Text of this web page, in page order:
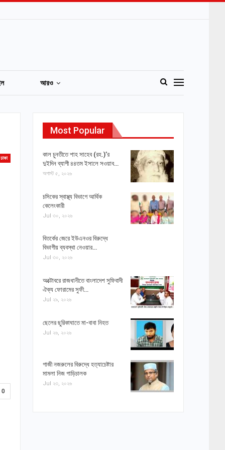
আরও
ঢাকা
0
Most Popular
কাল চুনতীতে শাহ সাহেব (রহ.)’র
দুইদিন ব্যাপী ৪৪তম ইসালে সওয়াব…
অগাস্ট ৫, ২০২৬
চসিকের স্বাস্থ্য বিভাগে আর্থিক
কেলেংকারী
Jul ৩০, ২০২৬
বিতর্কের জেরে ইউএনওর বিরুদ্ধে
বিভাগীয় ব্যবস্থা নেওয়ার…
Jul ৩০, ২০২৬
অক্টোবরে রাজধানীতে বাংলাদেশ সুফিবাদী
ঐক্য ফোরামের সুফী…
Jul ২৯, ২০২৬
ছেলের ছুরিকাঘাতে মা-বাবা নিহত
Jul ২৬, ২০২৬
গাজী নজরুলের বিরুদ্ধে হত্যাচেষ্টার
মামলা নিজ গাড়িচালক
Jul ২৩, ২০২৬